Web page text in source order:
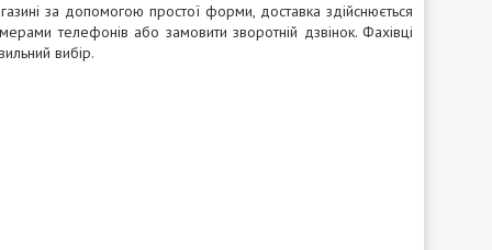
за допомогою простої форми, доставка здійснюється
телефонів або замовити зворотній дзвінок. Фахівці
вибір.